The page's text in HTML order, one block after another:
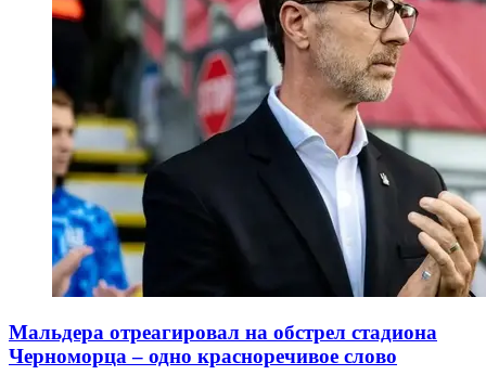
Мальдера отреагировал на обстрел стадиона
Черноморца – одно красноречивое слово